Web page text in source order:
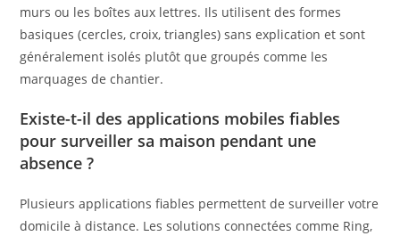
murs ou les boîtes aux lettres. Ils utilisent des formes
basiques (cercles, croix, triangles) sans explication et sont
généralement isolés plutôt que groupés comme les
marquages de chantier.
Existe-t-il des applications mobiles fiables
pour surveiller sa maison pendant une
absence ?
Plusieurs applications fiables permettent de surveiller votre
domicile à distance. Les solutions connectées comme Ring,